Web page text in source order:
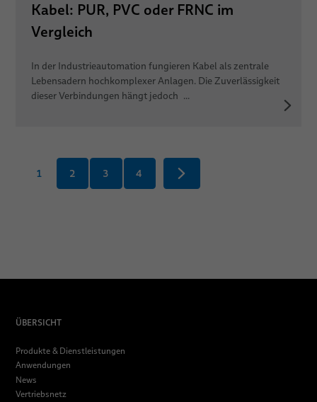
Kabel: PUR, PVC oder FRNC im
Vergleich
In der Industrieautomation fungieren Kabel als zentrale
Lebensadern hochkomplexer Anlagen. Die Zuverlässigkeit
dieser Verbindungen hängt jedoch ...
1 2 3 4
ÜBERSICHT
Produkte & Dienstleistungen
Anwendungen
News
Vertriebsnetz